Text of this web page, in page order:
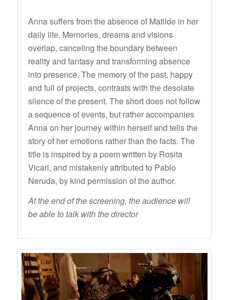
Anna suffers from the absence of Matilde in her
daily life. Memories, dreams and visions
overlap, canceling the boundary between
reality and fantasy and transforming absence
into presence. The memory of the past, happy
and full of projects, contrasts with the desolate
silence of the present. The short does not follow
a sequence of events, but rather accompanies
Anna on her journey within herself and tells the
story of her emotions rather than the facts. The
title is inspired by a poem written by Rosita
Vicari, and mistakenly attributed to Pablo
Neruda, by kind permission of the author.
At the end of the screening, the audience will
be able to talk with the director